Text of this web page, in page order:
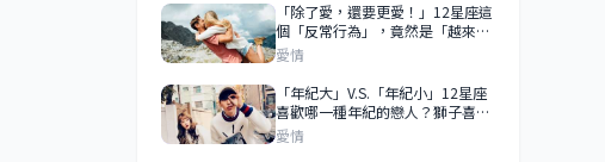
「除了愛，還要更愛！」12星座這
個「反常行為」，竟然是「越來越
愛你」的表現！
愛情
「年紀大」V.S.「年紀小」12星座
喜歡哪一種年紀的戀人？獅子喜歡
幼齒的、雙魚有愛就能戰勝年紀！
愛情